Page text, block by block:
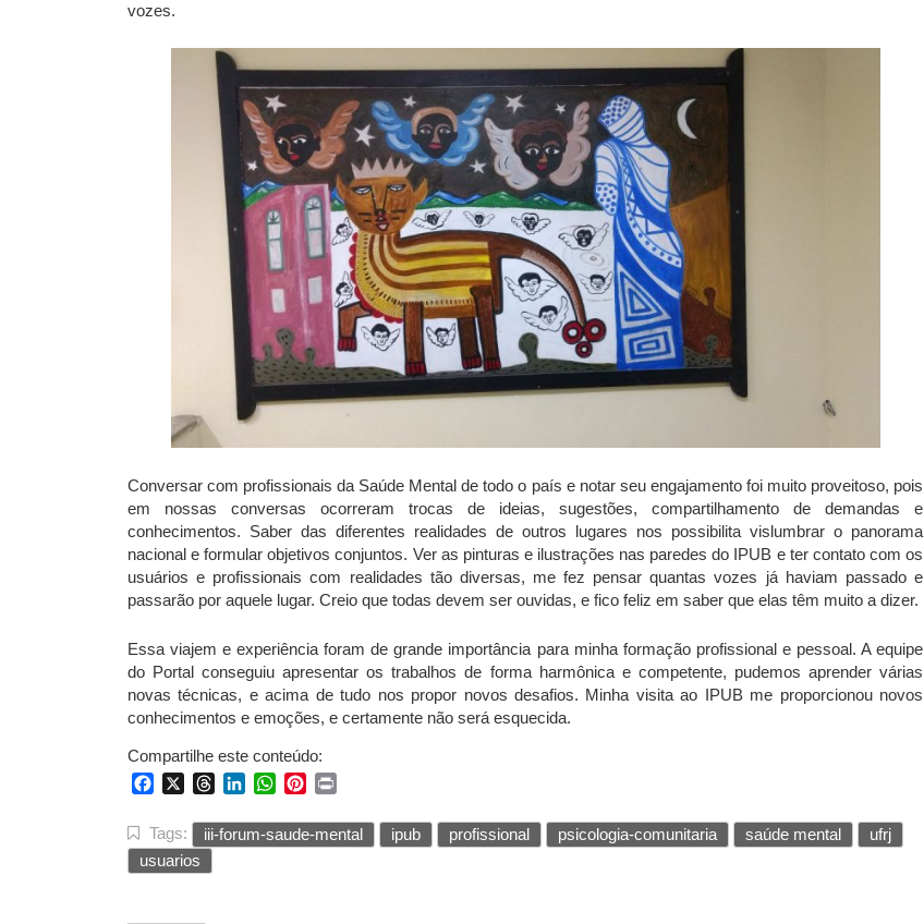
vozes.
Conversar com profissionais da Saúde Mental de todo o país e notar seu engajamento foi muito proveitoso, pois
em nossas conversas ocorreram trocas de ideias, sugestões, compartilhamento de demandas e
conhecimentos. Saber das diferentes realidades de outros lugares nos possibilita vislumbrar o panorama
nacional e formular objetivos conjuntos. Ver as pinturas e ilustrações nas paredes do IPUB e ter contato com os
usuários e profissionais com realidades tão diversas, me fez pensar quantas vozes já haviam passado e
passarão por aquele lugar. Creio que todas devem ser ouvidas, e fico feliz em saber que elas têm muito a dizer.
Essa viajem e experiência foram de grande importância para minha formação profissional e pessoal. A equipe
do Portal conseguiu apresentar os trabalhos de forma harmônica e competente, pudemos aprender várias
novas técnicas, e acima de tudo nos propor novos desafios. Minha visita ao IPUB me proporcionou novos
conhecimentos e emoções, e certamente não será esquecida.
Compartilhe este conteúdo:
FacebookThreadsLinkedInWhatsApp
Pinterest
Tags: iii-forum-saude-mental ipub profissional psicologia-comunitaria saúde mental
ufrj
usuarios